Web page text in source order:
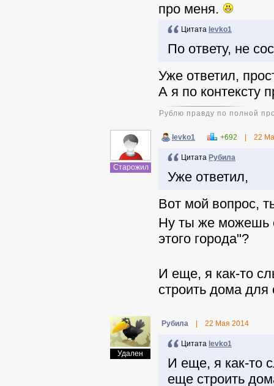
про меня.
Цитата levko1
По ответу, не
Уже ответил,
А я по контексту
Рублю правду по полной
Старожил
levko1 +692 22
Цитата Pyбила
Уже ответил,
Вот мой вопрос,
Ну ты же можешь
этого города"?
И еще, я как-то
строить дома для
Удален
Pyбила 22 Мая 2014
Цитата levko1
И еще, я как-то
еще строить